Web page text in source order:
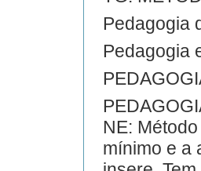
Pedagogia
Pedagogia
NE:
mínimo e a